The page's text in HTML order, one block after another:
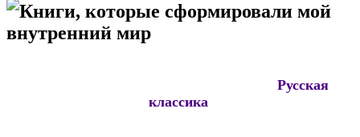
Книги, которые сформировали мой
внутренний мир
Русская​
классика